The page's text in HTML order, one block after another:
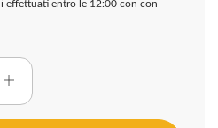
effettuati entro le 12:00 con con